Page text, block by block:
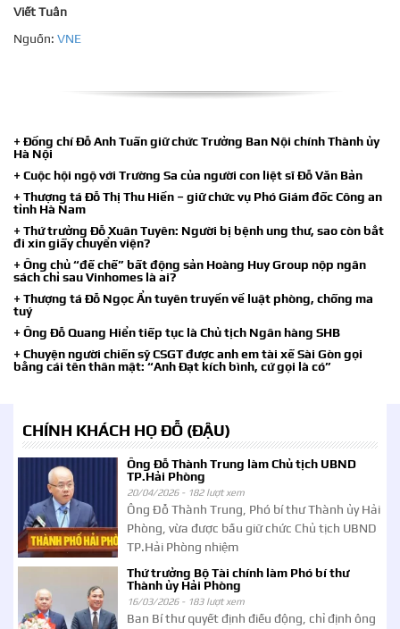
Viết Tuân
Nguồn: VNE
+ Đồng chí Đỗ Anh Tuấn giữ chức Trưởng Ban Nội chính Thành ủy
Hà Nội
+ Cuộc hội ngộ với Trường Sa của người con liệt sĩ Đỗ Văn Bản
+ Thượng tá Đỗ Thị Thu Hiền – giữ chức vụ Phó Giám đốc Công an
tỉnh Hà Nam
+ Thứ trưởng Đỗ Xuân Tuyên: Người bị bệnh ung thư, sao còn bắt
đi xin giấy chuyển viện?
+ Ông chủ “đế chế” bất động sản Hoàng Huy Group nộp ngân
sách chỉ sau Vinhomes là ai?
+ Thượng tá Đỗ Ngọc Ẩn tuyên truyền về luật phòng, chống ma
tuý
+ Ông Đỗ Quang Hiển tiếp tục là Chủ tịch Ngân hàng SHB
+ Chuyện người chiến sỹ CSGT được anh em tài xế Sài Gòn gọi
bằng cái tên thân mật: “Anh Đạt kích bình, cứ gọi là có”
CHÍNH KHÁCH HỌ ĐỖ (ĐẬU)
Ông Đỗ Thành Trung làm Chủ tịch UBND
TP.Hải Phòng
20/04/2026 - 182 lượt xem
Ông Đỗ Thành Trung, Phó bí thư Thành ủy Hải
Phòng, vừa được bầu giữ chức Chủ tịch UBND
TP.Hải Phòng nhiệm
Thứ trưởng Bộ Tài chính làm Phó bí thư
Thành ủy Hải Phòng
16/03/2026 - 183 lượt xem
Ban Bí thư quyết định điều động, chỉ định ông